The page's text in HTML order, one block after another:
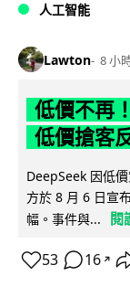
人工智能
Lawton 8 小
低價不再
低價搶客
DeepSeek 因低
方於 8 月 6 日宣
幅。事件與...
閱
53 16 ↗